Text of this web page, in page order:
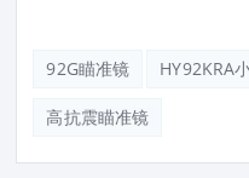
92G瞄准镜 HY92KRA
高抗震瞄准镜